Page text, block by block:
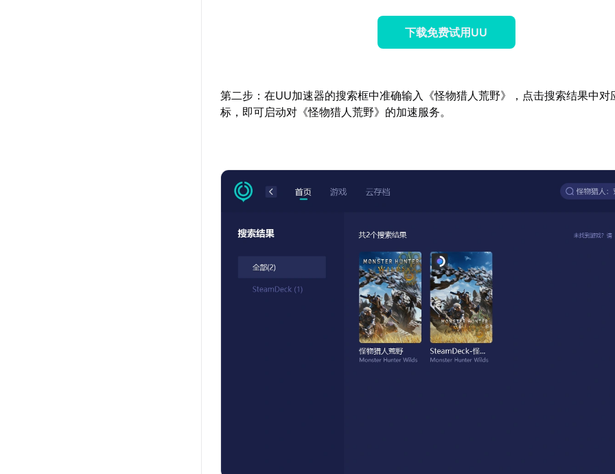
下载免费试用UU
第二步：在UU加速器的搜索框中准确输入《怪物猎人荒野》，点击搜索结果中对
标，即可启动对《怪物猎人荒野》的加速服务。